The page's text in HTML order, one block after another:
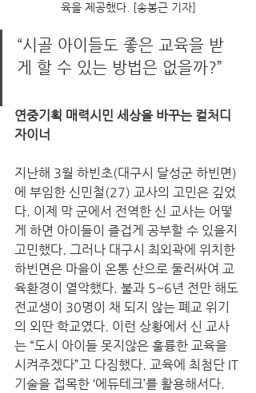
육을 제공했다. [송봉근 기자]
“시골 아이들도 좋은 교육을 받
게 할 수 있는 방법은 없을까?”
연중기획 매력시민 세상을 바꾸는 컬처디
자이너
지난해 3월 하빈초(대구시 달성군 하빈면)
에 부임한 신민철(27) 교사의 고민은 깊었
다. 이제 막 군에서 전역한 신 교사는 어떻
게 하면 아이들이 즐겁게 공부할 수 있을지
고민했다. 그러나 대구시 최외곽에 위치한
하빈면은 마을이 온통 산으로 둘러싸여 교
육환경이 열악했다. 불과 5~6년 전만 해도
전교생이 30명이 채 되지 않는 폐교 위기
의 외딴 학교였다. 이런 상황에서 신 교사
는 “도시 아이들 못지않은 훌륭한 교육을
시켜주겠다”고 다짐했다. 교육에 최첨단 IT
기술을 접목한 ‘에듀테크’를 활용해서다.